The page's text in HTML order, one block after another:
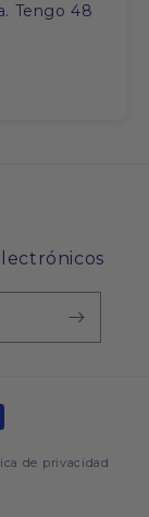
Tengo 48
de privacidad